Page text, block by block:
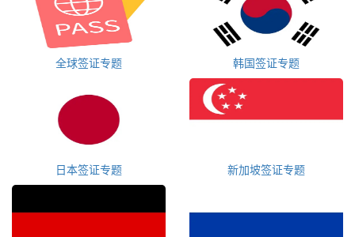
全球签证专题 韩国签证专题
日本签证专题 新加坡签证专题